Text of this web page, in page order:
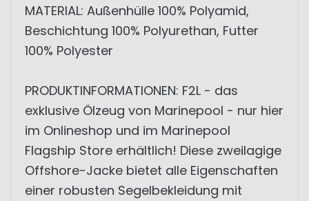
MATERIAL: Außenhülle 100% Polyamid,
Beschichtung 100% Polyurethan, Futter
100% Polyester
PRODUKTINFORMATIONEN: F2L - das
exklusive Ölzeug von Marinepool - nur hier
im Onlineshop und im Marinepool
Flagship Store erhältlich! Diese zweilagige
Offshore-Jacke bietet alle Eigenschaften
einer robusten Segelbekleidung mit